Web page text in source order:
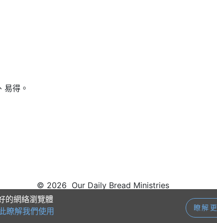
易得。
© 2026 Our Daily Bread Ministries
的網絡瀏覽體
瞭解我們使用
瞭解